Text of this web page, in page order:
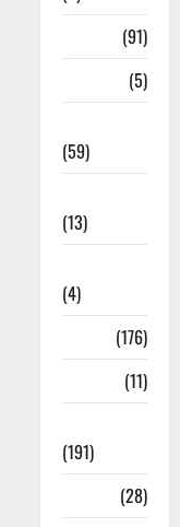
(91)
(5)
(59)
(13)
(4)
(176)
(11)
(191)
(28)